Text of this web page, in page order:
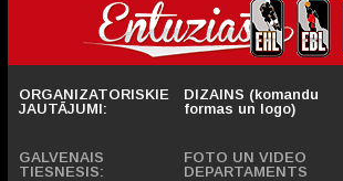
ORGANIZATORISKIE
JAUTĀJUMI:
GALVENAIS
TIESNESIS:
DIZAINS (komandu
formas un logo)
FOTO UN VIDEO
DEPARTAMENTS